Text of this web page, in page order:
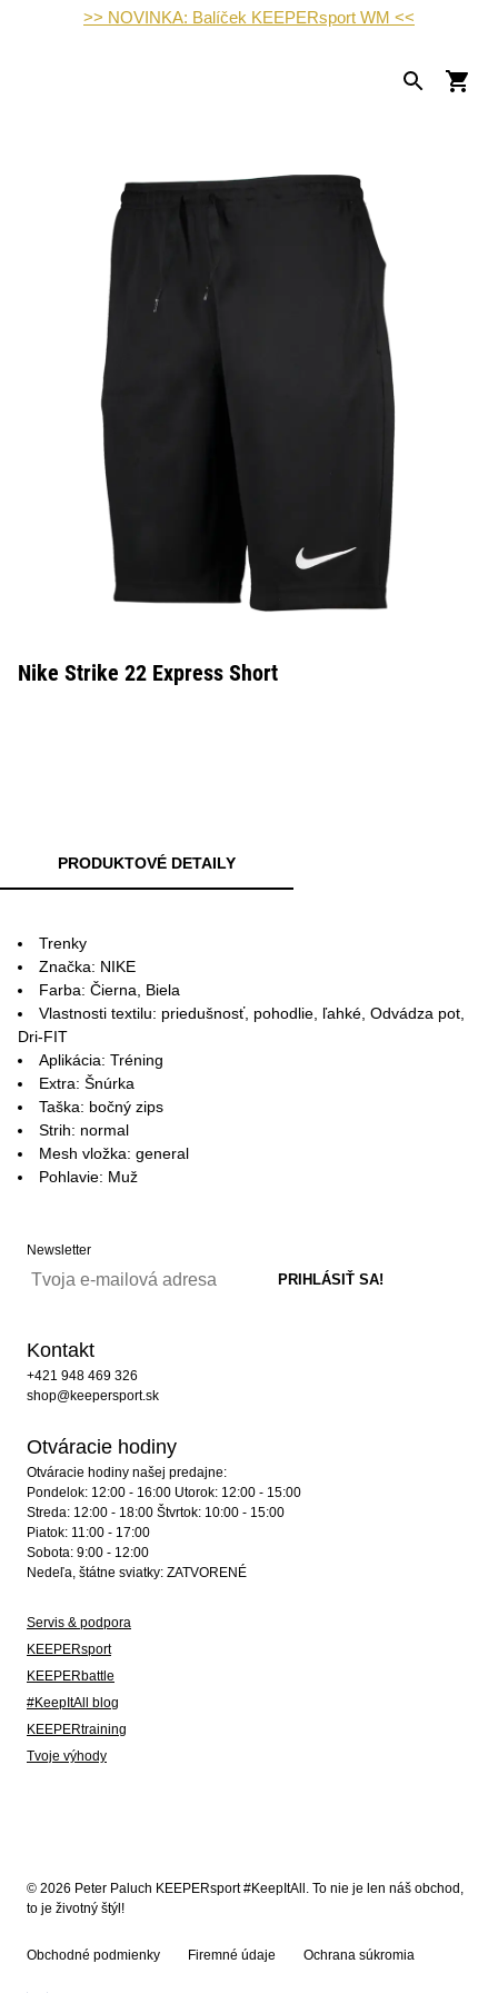
>> NOVINKA: Balíček KEEPERsport WM <<
Nike Strike 22 Express Short
PRODUKTOVÉ DETAILY
Trenky
Značka: NIKE
Farba: Čierna, Biela
Vlastnosti textilu: priedušnosť, pohodlie, ľahké, Odvádza pot,
Dri-FIT
Aplikácia: Tréning
Extra: Šnúrka
Taška: bočný zips
Strih: normal
Mesh vložka: general
Pohlavie: Muž
Newsletter
Kontakt
+421 948 469 326
shop@keepersport.sk
Otváracie hodiny
Otváracie hodiny našej predajne:
Pondelok: 12:00 - 16:00 Utorok: 12:00 - 15:00
Streda: 12:00 - 18:00 Štvrtok: 10:00 - 15:00
Piatok: 11:00 - 17:00
Sobota: 9:00 - 12:00
Nedeľa, štátne sviatky: ZATVORENÉ
Servis & podpora
KEEPERsport
KEEPERbattle
#KeepItAll blog
KEEPERtraining
Tvoje výhody
© 2026 Peter Paluch KEEPERsport #KeepItAll. To nie je len náš obchod,
to je životný štýl!
Obchodné podmienky Firemné údaje Ochrana súkromia